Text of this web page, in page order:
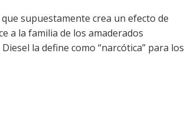
supuestamente crea un efecto de
a la familia de los amaderados
la define como “narcótica” para los